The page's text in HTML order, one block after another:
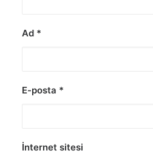
Ad *
E-posta *
İnternet sitesi